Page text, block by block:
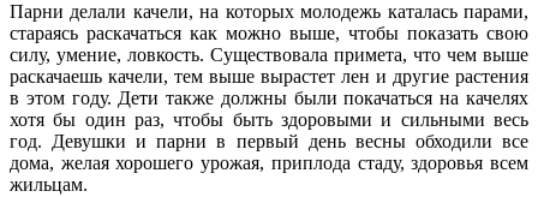
Парни делали качели, на которых молодежь каталась парами,
стараясь раскачаться как можно выше, чтобы показать свою
силу, умение, ловкость. Существовала примета, что чем выше
раскачаешь качели, тем выше вырастет лен и другие растения
в этом году. Дети также должны были покачаться на качелях
хотя бы один раз, чтобы быть здоровыми и сильными весь
год. Девушки и парни в первый день весны обходили все
дома, желая хорошего урожая, приплода стаду, здоровья всем
жильцам.